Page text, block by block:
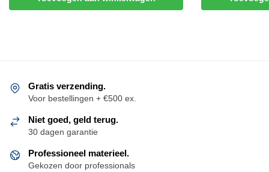
Gratis verzending.
Voor bestellingen + €500 ex.
Niet goed, geld terug.
30 dagen garantie
Professioneel materieel.
Gekozen door professionals